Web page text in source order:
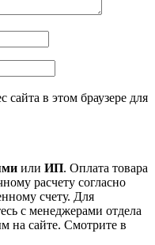
в этом браузере для
или ИП. Оплата товара
расчету согласно
счету. Для
с менеджерами отдела
на сайте. Смотрите в